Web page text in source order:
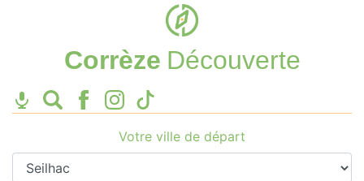
Corrèze Découverte
Votre ville de départ